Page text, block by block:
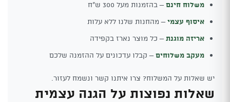
משלוח חינם– בהזמנות מעל 300 ש"ח
איסוף עצמי– מהחנות שלנו ללא עלות
אריזה מוגנת– כל מוצר נארז בקפידה
מעקב משלוחים– קבלו עדכונים על ההזמנה שלכם
יש שאלות על המשלוח? צרו איתנו קשר ונשמח לעזור.
שאלות נפוצות על הגנה עצמית